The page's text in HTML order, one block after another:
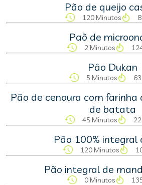
Pão de queijo
120 Minutos
Paõ de
2 Minutos
Pâo Dukan
5 Minutos
Pão de cenoura com farinha
de batata
45 Minutos
Pão 100% integral
120 Minutos
Pão integral de
0 Minutos